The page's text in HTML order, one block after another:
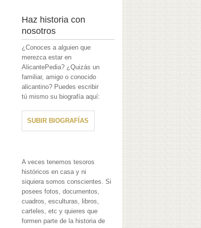
Haz historia con
nosotros
¿Conoces a alguien que
merezca estar en
AlicantePedia? ¿Quizás un
familiar, amigo o conocido
alicantino? Puedes escribir
tú mismo su biografía aquí:
SUBIR BIOGRAFÍAS
A veces tenemos tesoros
históricos en casa y ni
siquiera somos conscientes. Si
posees fotos, documentos,
cuadros, esculturas, libros,
carteles, etc y quieres que
formen parte de la historia de